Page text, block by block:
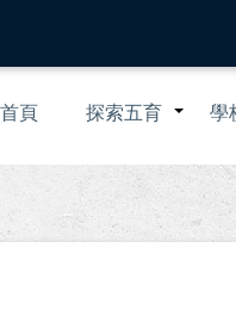
首頁 +
探索五育 學